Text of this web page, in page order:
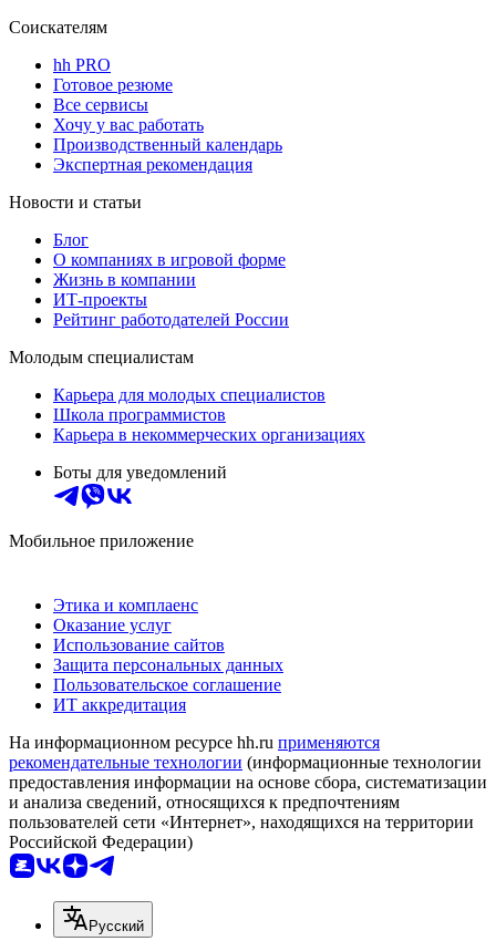
Соискателям
hh PRO
Готовое резюме
Все сервисы
Хочу у вас работать
Производственный календарь
Экспертная рекомендация
Новости и статьи
Блог
О компаниях в игровой форме
Жизнь в компании
ИТ-проекты
Рейтинг работодателей России
Молодым специалистам
Карьера для молодых специалистов
Школа программистов
Карьера в некоммерческих организациях
Боты для уведомлений
Мобильное приложение
Этика и комплаенс
Оказание услуг
Использование сайтов
Защита персональных данных
Пользовательское соглашение
ИТ аккредитация
На информационном ресурсе hh.ru применяются
рекомендательные технологии (информационные технологии
предоставления информации на основе сбора, систематизации
и анализа сведений, относящихся к предпочтениям
пользователей сети «Интернет», находящихся на территории
Российской Федерации)
Русский